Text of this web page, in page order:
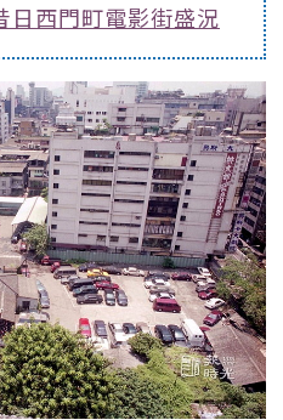
日西門町電影街盛況